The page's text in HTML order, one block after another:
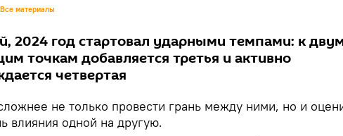
Все материалы
2024 год стартовал ударными темпами: к
точкам добавляется третья и активно
четвертая
не только провести грань между ними, но и
влияния одной на другую.